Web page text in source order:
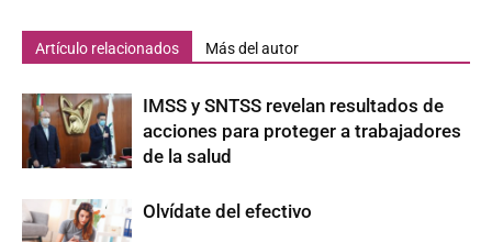
Artículo relacionados Más del autor
IMSS y SNTSS revelan resultados de
acciones para proteger a trabajadores
de la salud
Olvídate del efectivo